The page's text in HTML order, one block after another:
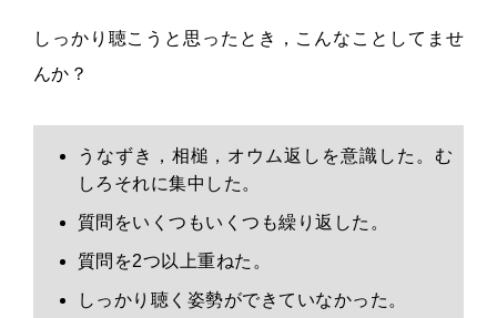
しっかり聴こうと思ったとき，こんなことしてませ
んか？
うなずき，相槌，オウム返しを意識した。む
しろそれに集中した。
質問をいくつもいくつも繰り返した。
質問を2つ以上重ねた。
しっかり聴く姿勢ができていなかった。